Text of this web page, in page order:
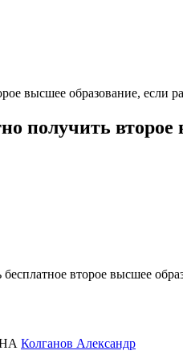
высшее образование, если
получить второе
второе высшее
Колганов Александр